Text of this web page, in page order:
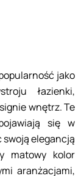
jako
łazienki,
wnętrz. Te
się w
elegancją
matowy kolor
aranżacjami,